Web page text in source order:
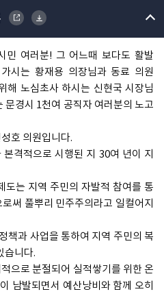
님 발언대로 나오셔서 발언하여 주
민 여러분! 그 어느때 보다도 활발
시는 황재용 의장님과 동료 의원
해 노심초사 하시는 신현국 시장님
문경시 1천여 공직자 여러분의 노고
호 의원입니다.
격적으로 시행된 지 30여 년이 지
도는 지역 주민의 자발적 참여를 통
써 풀뿌리 민주주의라고 일컬어지
책과 사업을 통하여 지역 주민의 복
습니다.
으로 분절되어 실적쌓기를 위한 온
남발되면서 예산낭비와 함께 오히